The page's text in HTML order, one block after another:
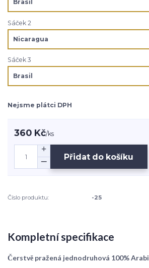
Sáček 2
Sáček 3
Nejsme plátci DPH
360 Kč/ks
Přidat do košíku
Číslo produktu: -25
Kompletní specifikace
Čerstvě pražená jednodruhová 100%